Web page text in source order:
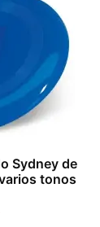
Sydney de
tonos